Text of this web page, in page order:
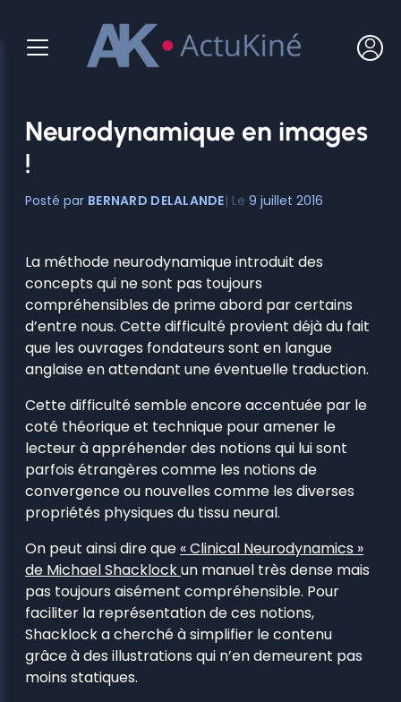
contenu
Neurodynamique en images
!
BERNARD DELALANDE 9 juillet 2016
La méthode neurodynamique introduit des
concepts qui ne sont pas toujours
compréhensibles de prime abord par certains
d’entre nous. Cette difficulté provient déjà du fait
que les ouvrages fondateurs sont en langue
anglaise en attendant une éventuelle traduction.
Cette difficulté semble encore accentuée par le
coté théorique et technique pour amener le
lecteur à appréhender des notions qui lui sont
parfois étrangères comme les notions de
convergence ou nouvelles comme les diverses
propriétés physiques du tissu neural.
On peut ainsi dire que « Clinical Neurodynamics »
de Michael Shacklockun manuel très dense mais
pas toujours aisément compréhensible. Pour
faciliter la représentation de ces notions,
Shacklock a cherché à simplifier le contenu
grâce à des illustrations qui n’en demeurent pas
moins statiques.